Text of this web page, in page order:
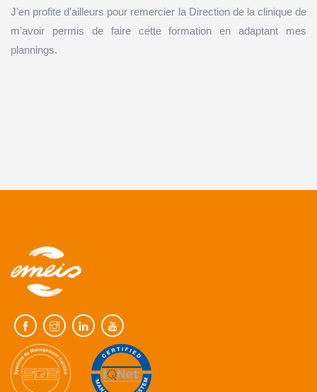
J’en profite d’ailleurs pour remercier la Direction de la clinique de
m’avoir permis de faire cette formation en adaptant mes
plannings.